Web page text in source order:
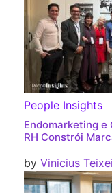
People Insights
Endomarketing e
RH Constrói
by Vinicius